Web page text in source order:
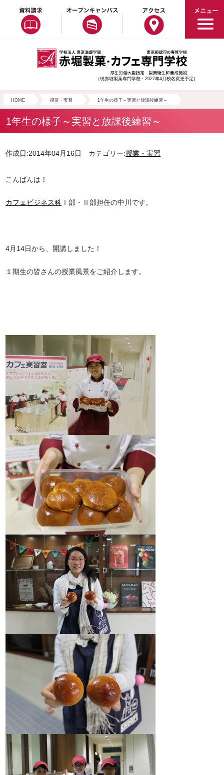
（現赤堀製菓専門学校・2027年4月校名変更予定)
HOME 授業・実習 1年生の様子～実習と放課後練習～
1年生の様子～実習と放課後練習～
作成日:2014年04月16日 カテゴリー:授業・実習
こんばんは！
カフェビジネス科 Ⅰ部・Ⅱ部担任の中川です。
4月14日から、開講しました！
１期生の皆さんの授業風景をご紹介します。